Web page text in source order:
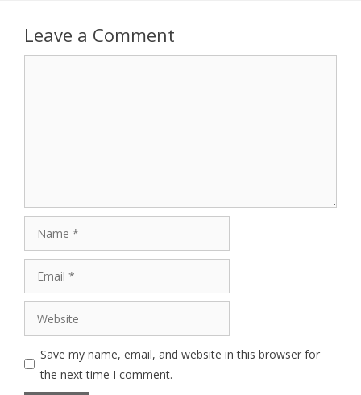
Leave a Comment
Save my name, email, and website in this browser for
the next time I comment.